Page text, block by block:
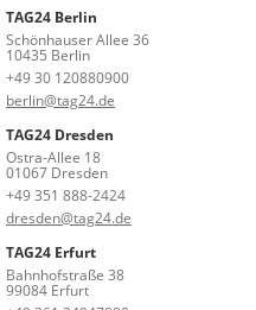
TAG24 Berlin
Schönhauser Allee 36
10435 Berlin
+49 30 120880900
berlin@tag24.de
TAG24 Dresden
Ostra-Allee 18
01067 Dresden
+49 351 888-2424
dresden@tag24.de
TAG24 Erfurt
Bahnhofstraße 38
99084 Erfurt